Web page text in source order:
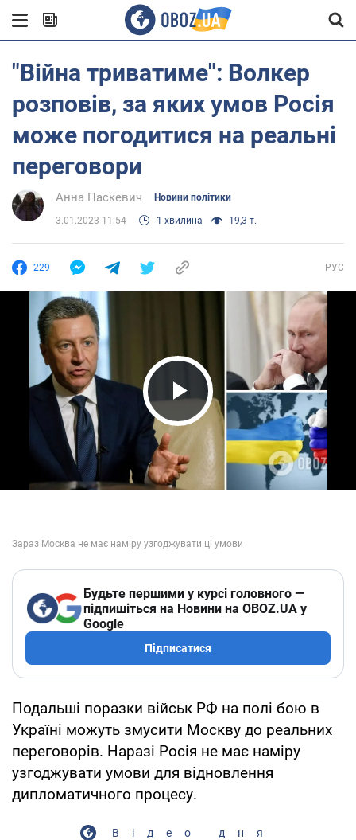
"Війна триватиме": Волкер
розповів, за яких умов Росія
може погодитися на реальні
переговори
Анна Паскевич Новини політики
3.01.2023 11:54 1 хвилина 19,3 т.
229 РУС
Play Video
Будьте першими у курсі головного —
підпишіться на Новини на OBOZ.UA у
Google
Підписатися
Подальші поразки військ РФ на полі бою в
Україні можуть змусити Москву до реальних
переговорів. Наразі Росія не має наміру
узгоджувати умови для відновлення
дипломатичного процесу.
Відео дня